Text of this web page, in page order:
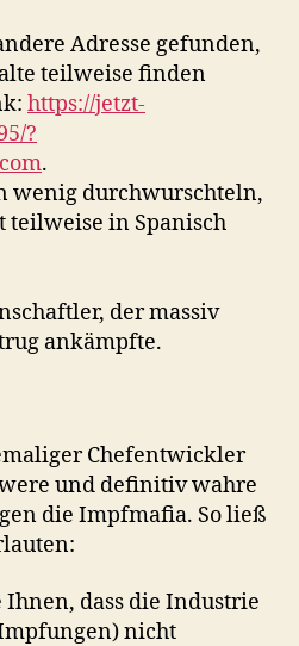
Adresse gefunden,
teilweise finden
https://jetzt-
?
.
wenig durchwurschteln,
teilweise in Spanisch
der massiv
ankämpfte.
Chefentwickler
und definitiv wahre
die Impfmafia. So ließ
Ihnen, dass die Industrie
nicht